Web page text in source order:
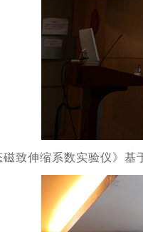
致伸缩系数实验仪》